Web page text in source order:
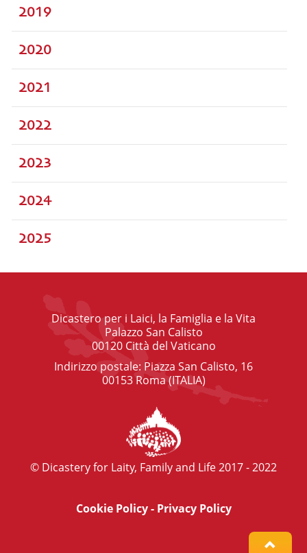
2019
2020
2021
2022
2023
2024
2025
Dicastero per i Laici, la Famiglia e la Vita
Palazzo San Calisto
00120 Città del Vaticano
Indirizzo postale: Piazza San Calisto, 16
00153 Roma (ITALIA)
© Dicastery for Laity, Family and Life 2017 - 2022
Cookie Policy- Privacy Policy